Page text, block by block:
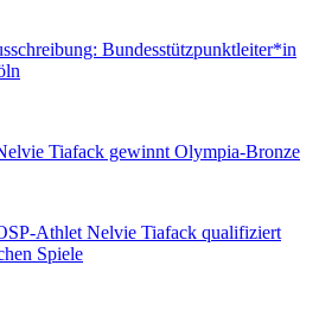
Bundesstützpunktleiter*in
Tiafack gewinnt Olympia-Bronze
Athlet Nelvie Tiafack qualifiziert
Spiele